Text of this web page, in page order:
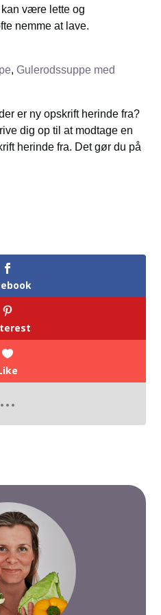
være lette og
nemme at lave.
,Gulerodssuppe med
er ny opskrift herinde fra?
dig op til at modtage en
herinde fra. Det gør du på